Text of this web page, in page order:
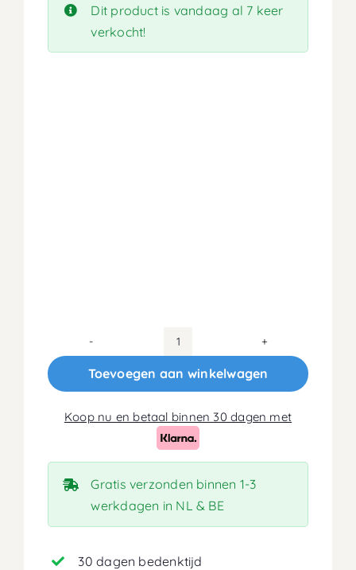
Dit product is vandaag al 7 keer
verkocht!
70x200
Koudschuim
16cm
aantal
Toevoegen aan winkelwagen
Koop nu en betaal binnen 30 dagen met
Gratis verzonden binnen 1-3
werkdagen in NL & BE
30 dagen bedenktijd